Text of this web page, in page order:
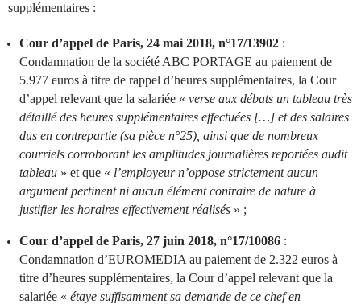
supplémentaires :
Cour d’appel de Paris, 24 mai 2018, n°17/13902 :
Condamnation de la société ABC PORTAGE au paiement de
5.977 euros à titre de rappel d’heures supplémentaires, la Cour
d’appel relevant que la salariée « verse aux débats un tableau très
détaillé des heures supplémentaires effectuées […] et des salaires
dus en contrepartie (sa pièce n°25), ainsi que de nombreux
courriels corroborant les amplitudes journalières reportées audit
tableau » et que « l’employeur n’oppose strictement aucun
argument pertinent ni aucun élément contraire de nature à
justifier les horaires effectivement réalisés » ;
Cour d’appel de Paris, 27 juin 2018, n°17/10086 :
Condamnation d’EUROMEDIA au paiement de 2.322 euros à
titre d’heures supplémentaires, la Cour d’appel relevant que la
salariée « étaye suffisamment sa demande de ce chef en